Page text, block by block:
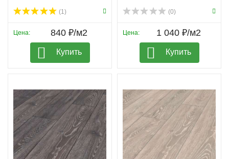
(1)
Цена: 840 ₽/м2
Купить
(0)
Цена: 1 040 ₽/м2
Купить